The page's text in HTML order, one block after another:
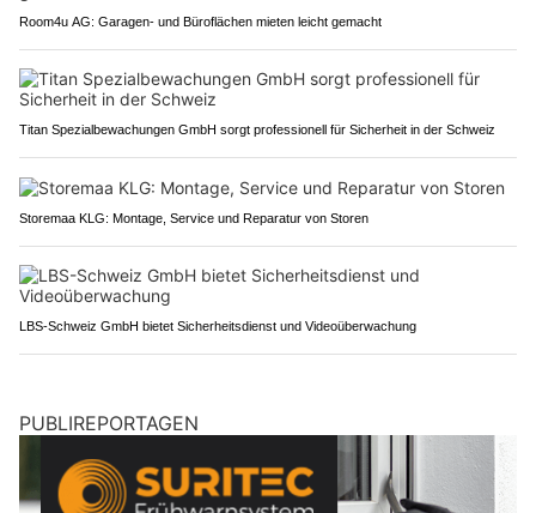
Room4u AG: Garagen- und Büroflächen mieten leicht gemacht
Titan Spezialbewachungen GmbH sorgt professionell für Sicherheit in der Schweiz
Storemaa KLG: Montage, Service und Reparatur von Storen
LBS-Schweiz GmbH bietet Sicherheitsdienst und Videoüberwachung
PUBLIREPORTAGEN